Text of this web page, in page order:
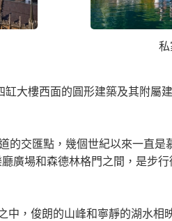
大樓西面的圓形建築及其附屬
的交匯點，幾個世紀以來一直是
廣場和森德林格門之間，是步
，俊朗的山峰和寧靜的湖水相